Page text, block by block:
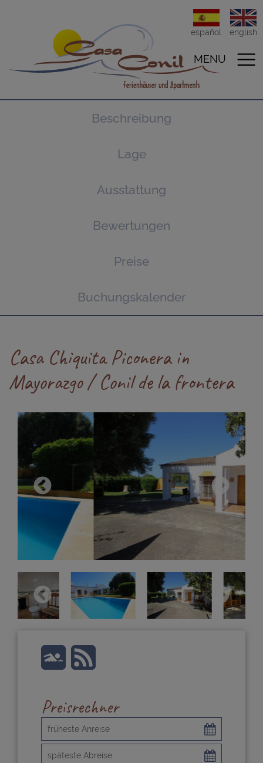
español english
MENU
Beschreibung
Lage
Ausstattung
Bewertungen
Preise
Buchungskalender
Casa Chiquita Piconera in
Mayorazgo / Conil de la frontera
Preisrechner